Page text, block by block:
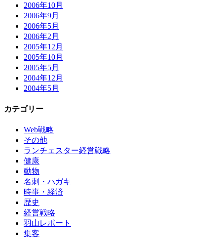
2006年10月
2006年9月
2006年5月
2006年2月
2005年12月
2005年10月
2005年5月
2004年12月
2004年5月
カテゴリー
Web戦略
その他
ランチェスター経営戦略
健康
動物
名刺・ハガキ
時事・経済
歴史
経営戦略
羽山レポート
集客